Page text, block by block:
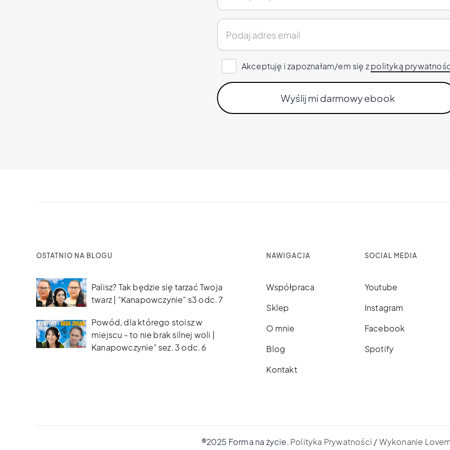
Akceptuję i zapoznałam/em się zpolityką
OSTATNIO NA BLOGU
Palisz? Tak będzie się tarzać Twoja
twarz | "Kanapowczynie" s3 odc. 7
Powód, dla którego stoisz w
miejscu - to nie brak silnej woli |
Kanapowczynie" sez. 3 odc. 6
NAWIGACJA
Współpraca
Sklep
O mnie
Blog
Kontakt
SOCIAL MEDIA
Youtube
Instagram
Facebook
Spotify
®2025 Forma na życie. Polityka Prywatności /Wykonanie